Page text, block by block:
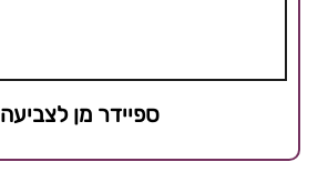
ספיידר מן לצביעה